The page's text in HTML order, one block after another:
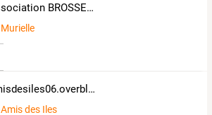
Association BROSSE PERRIERE (ABP)
Murielle
amisdesiles06.overblog.com
Amis des Iles